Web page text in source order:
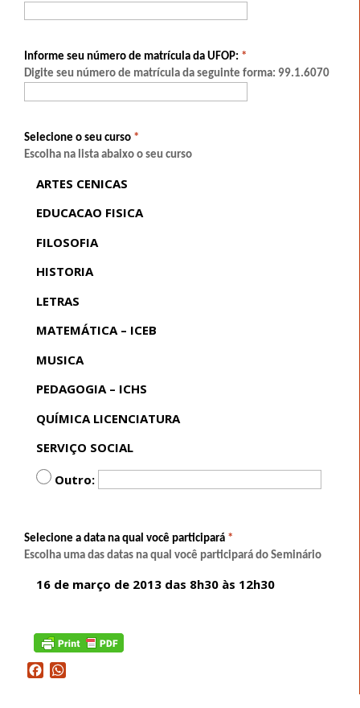
Informe seu número de matrícula da UFOP: *
Digite seu número de matrícula da seguinte forma: 99.1.6070
Selecione o seu curso *
Escolha na lista abaixo o seu curso
ARTES CENICAS
EDUCACAO FISICA
FILOSOFIA
HISTORIA
LETRAS
MATEMÁTICA – ICEB
MUSICA
PEDAGOGIA – ICHS
QUÍMICA LICENCIATURA
SERVIÇO SOCIAL
Outro:
Selecione a data na qual você participará *
Escolha uma das datas na qual você participará do Seminário
16 de março de 2013 das 8h30 às 12h30
Facebook